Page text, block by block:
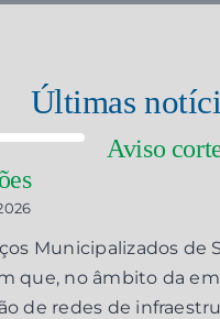
Últimas
Aviso
Municipalizados de
que, no âmbito da
de redes de